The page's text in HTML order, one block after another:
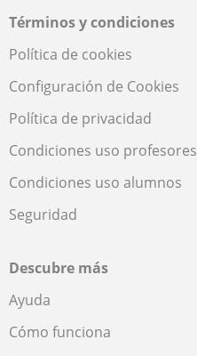
Términos y condiciones
Política de cookies
Configuración de Cookies
Política de privacidad
Condiciones uso profesores
Condiciones uso alumnos
Seguridad
Descubre más
Ayuda
Cómo funciona